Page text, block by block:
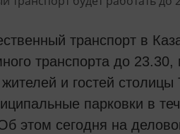
транспорт в
транспорта до
и гостей
парковки в
этом сегодня на